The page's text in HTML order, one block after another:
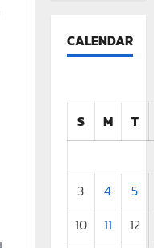
CALENDAR
S M T
3 4
5
10
11
12